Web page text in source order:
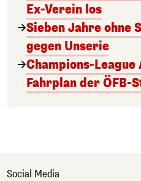
Ex-Verein los
Sieben Jahre ohne
gegen Unserie
Champions-League
Fahrplan der ÖFB-
Social Media